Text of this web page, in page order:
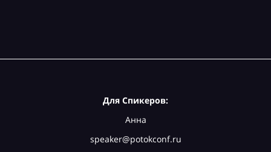
Для Спикеров:
Анна
speaker@potokconf.ru